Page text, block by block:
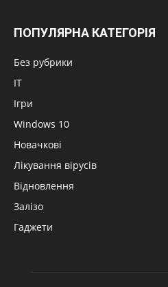
ПОПУЛЯРНА КАТЕГОРІЯ
Без рубрики
IT
Ігри
Windows 10
Новачкові
Лікування вірусів
Відновлення
Залізо
Гаджети